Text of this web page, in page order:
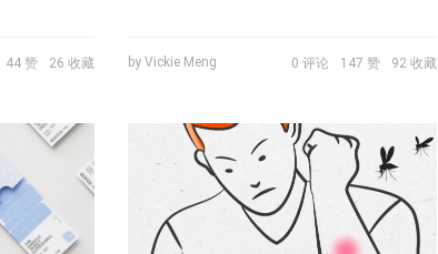
44 赞 26 收藏 by Vickie Meng 0 评论 147 赞 92 收藏